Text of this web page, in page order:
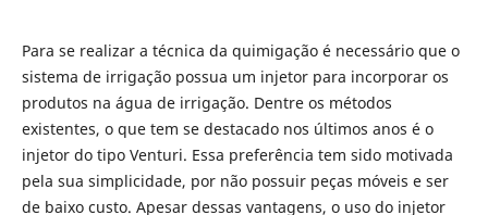
Para se realizar a técnica da quimigação é necessário que o
sistema de irrigação possua um injetor para incorporar os
produtos na água de irrigação. Dentre os métodos
existentes, o que tem se destacado nos últimos anos é o
injetor do tipo Venturi. Essa preferência tem sido motivada
pela sua simplicidade, por não possuir peças móveis e ser
de baixo custo. Apesar dessas vantagens, o uso do injetor